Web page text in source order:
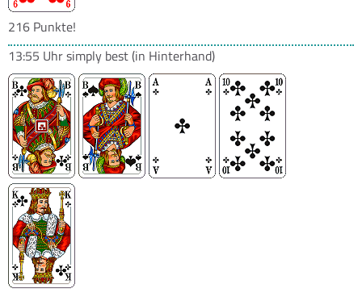
216 Punkte!
13:55 Uhrsimply best(in Hinterhand)